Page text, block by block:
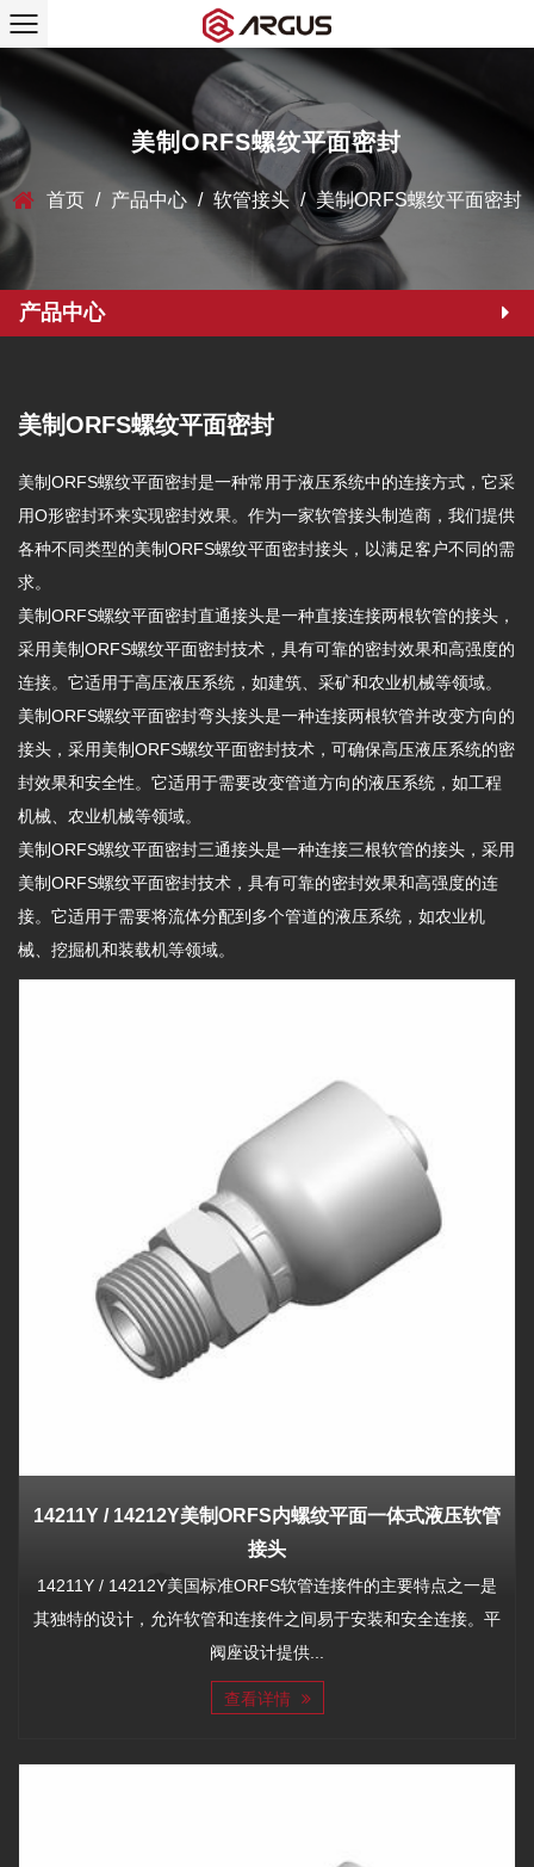
美制ORFS螺纹平面密封
首页 / 产品中心 / 软管接头 / 美制ORFS螺纹平面密封
产品中心
美制ORFS螺纹平面密封
美制ORFS螺纹平面密封是一种常用于液压系统中的连接方式，它采
用O形密封环来实现密封效果。作为一家软管接头制造商，我们提供
各种不同类型的美制ORFS螺纹平面密封接头，以满足客户不同的需
求。
美制ORFS螺纹平面密封直通接头是一种直接连接两根软管的接头，
采用美制ORFS螺纹平面密封技术，具有可靠的密封效果和高强度的
连接。它适用于高压液压系统，如建筑、采矿和农业机械等领域。
美制ORFS螺纹平面密封弯头接头是一种连接两根软管并改变方向的
接头，采用美制ORFS螺纹平面密封技术，可确保高压液压系统的密
封效果和安全性。它适用于需要改变管道方向的液压系统，如工程
机械、农业机械等领域。
美制ORFS螺纹平面密封三通接头是一种连接三根软管的接头，采用
美制ORFS螺纹平面密封技术，具有可靠的密封效果和高强度的连
接。它适用于需要将流体分配到多个管道的液压系统，如农业机
械、挖掘机和装载机等领域。
14211Y / 14212Y美制ORFS内螺纹平面一体式液压软管
接头
14211Y / 14212Y美国标准ORFS软管连接件的主要特点之一是
其独特的设计，允许软管和连接件之间易于安装和安全连接。平
阀座设计提供...
查看详情